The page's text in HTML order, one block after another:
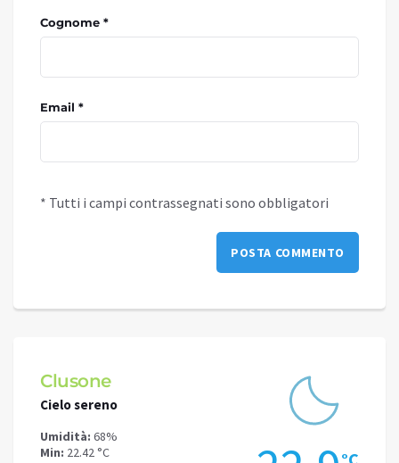
Cognome *
Email *
* Tutti i campi contrassegnati sono obbligatori
Clusone
Cielo sereno
Umidità: 68%
Min: 22.42 °C